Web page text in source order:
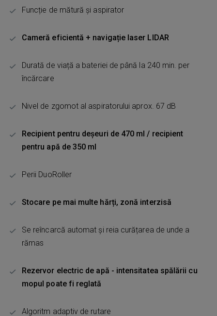
Funcție de mătură și aspirator
Cameră eficientă + navigație laser LIDAR
Durată de viață a bateriei de până la 240 min. per
încărcare
Nivel de zgomot al aspiratorului aprox. 67 dB
Recipient pentru deșeuri de 470 ml / recipient
pentru apă de 350 ml
Perii DuoRoller
Stocare pe mai multe hărți, zonă interzisă
Se reîncarcă automat și reia curățarea de unde a
rămas
Rezervor electric de apă - intensitatea spălării cu
mopul poate fi reglată
Algoritm adaptiv de rutare